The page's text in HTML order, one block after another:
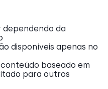
dependendo da
disponíveis apenas no
baseado em
para outros